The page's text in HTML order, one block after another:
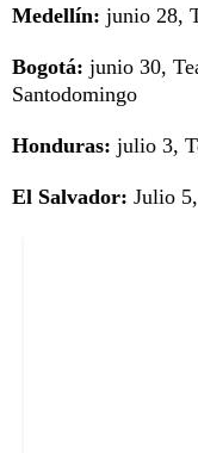
Medellín: junio 28,
Bogotá: junio 30,
Santodomingo
Honduras: julio 3,
El Salvador: Julio